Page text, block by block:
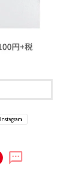
Instagram